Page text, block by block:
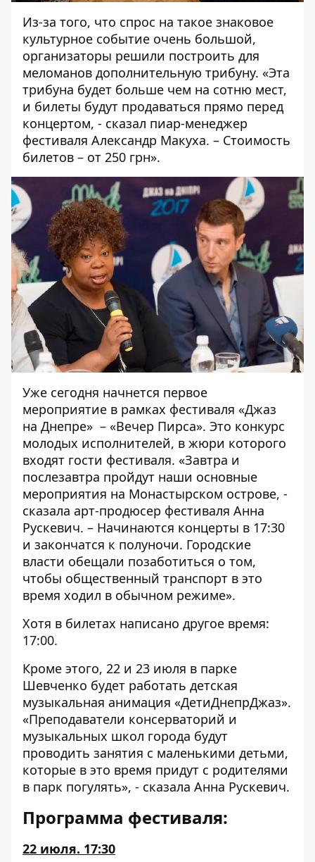
Из-за того, что спрос на такое знаковое
культурное событие очень большой,
организаторы решили построить для
меломанов дополнительную трибуну. «Эта
трибуна будет больше чем на сотню мест,
и билеты будут продаваться прямо перед
концертом, - сказал пиар-менеджер
фестиваля Александр Макуха. – Стоимость
билетов – от 250 грн».
Уже сегодня начнется первое
мероприятие в рамках фестиваля «Джаз
на Днепре» – «Вечер Пирса». Это конкурс
молодых исполнителей, в жюри которого
входят гости фестиваля. «Завтра и
послезавтра пройдут наши основные
мероприятия на Монастырском острове, -
сказала арт-продюсер фестиваля Анна
Рускевич. – Начинаются концерты в 17:30
и закончатся к полуночи. Городские
власти обещали позаботиться о том,
чтобы общественный транспорт в это
время ходил в обычном режиме».
Хотя в билетах написано другое время:
17:00.
Кроме этого, 22 и 23 июля в парке
Шевченко будет работать детская
музыкальная анимация «ДетиДнепрДжаз».
«Преподаватели консерваторий и
музыкальных школ города будут
проводить занятия с маленькими детьми,
которые в это время придут с родителями
в парк погулять», - сказала Анна Рускевич.
Программа фестиваля:
22 июля. 17:30